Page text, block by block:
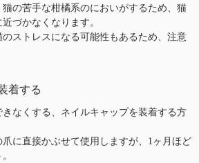
の苦手な柑橘系のにおいがするため、猫
づかなくなります。
のストレスになる可能性もあるため、注意
着する
なくする、ネイルキャップを装着する方
に直接かぶせて使用しますが、1ヶ月ほど